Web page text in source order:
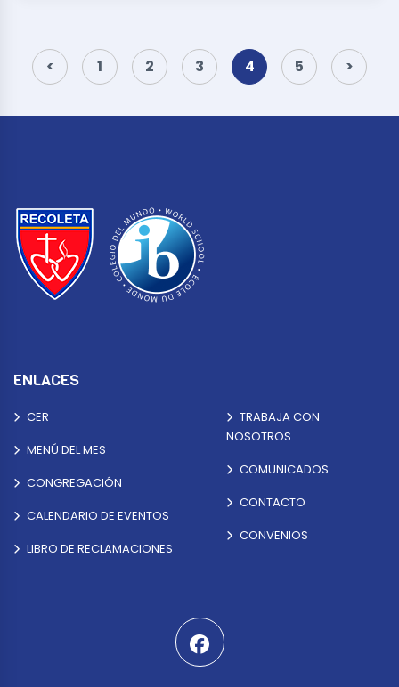
entradas
< 1 2 3 4 5 >
ENLACES
CER
MENÚ DEL MES
CONGREGACIÓN
CALENDARIO DE EVENTOS
LIBRO DE RECLAMACIONES
TRABAJA CON
NOSOTROS
COMUNICADOS
CONTACTO
CONVENIOS